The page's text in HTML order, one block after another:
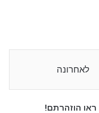
לאחרונה
הוזהרתם!